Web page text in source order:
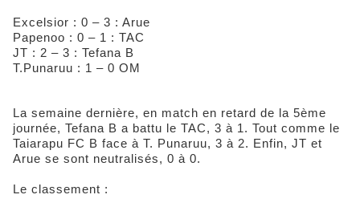
Excelsior : 0 – 3 : Arue
Papenoo : 0 – 1 : TAC
JT : 2 – 3 : Tefana B
T.Punaruu : 1 – 0 OM
La semaine dernière, en match en retard de la 5ème
journée, Tefana B a battu le TAC, 3 à 1. Tout comme le
Taiarapu FC B face à T. Punaruu, 3 à 2. Enfin, JT et
Arue se sont neutralisés, 0 à 0.
Le classement :